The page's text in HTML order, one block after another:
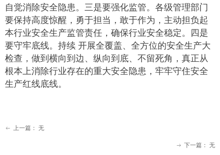
自觉消除安全隐患。三是要强化监管。各级管理部门
要保持高度惊醒，勇于担当，敢于作为，主动担负起
本行业安全生产监管责任，确保行业安全稳定。四是
要守牢底线。持续 开展全覆盖、全方位的安全生产大
检查，做到横向到边、纵向到底、不留死角，真正从
根本上消除行业存在的重大安全隐患，牢牢守住安全
生产红线底线。
ꂃ 上一篇： 无
ꁹ 下一篇： 无